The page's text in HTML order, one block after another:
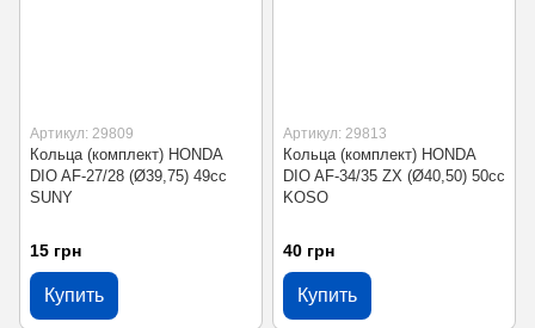
Артикул: 29809
Кольца (комплект) HONDA
DIO AF-27/28 (Ø39,75) 49cc
SUNY
15 грн
Купить
Артикул: 29813
Кольца (комплект) HONDA
DIO AF-34/35 ZX (Ø40,50) 50cc
KOSO
40 грн
Купить